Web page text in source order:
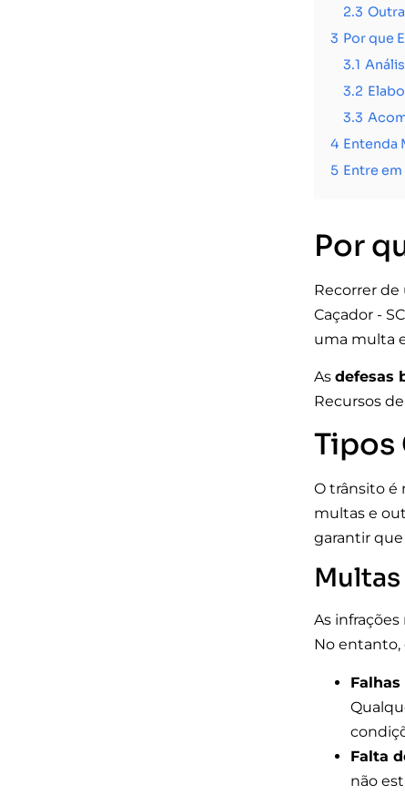
2.3
3 Por que
3.1
3.2
3.3
4 Entenda
5 Entre
Por
Recorrer
Caçador -
uma multa
Asdefesas
Recursos
Tipos
O trânsito é
multas e
garantir
As
No entanto,
Falta
não